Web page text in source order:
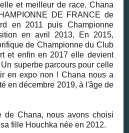
et meilleur de race. Chana
DE FRANCE de
en 2011 puis Championne
en avril 2013, En 2015,
de Championne du Club
et enfin en 2017 elle devient
superbe parcours pour celle
en expo non ! Chana nous a
en décembre 2019, à l'âge de
de Chana, nous avons choisi
fille Houchka née en 2012.